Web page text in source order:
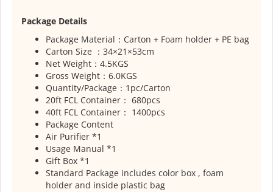
Package Details
Package Material：Carton + Foam holder + PE bag
Carton Size ：34×21×53cm
Net Weight：4.5KGS
Gross Weight：6.0KGS
Quantity/Package：1pc/Carton
20ft FCL Container： 680pcs
40ft FCL Container： 1400pcs
Package Content
Air Purifier *1
Usage Manual *1
Gift Box *1
Standard Package includes color box , foam
holder and inside plastic bag